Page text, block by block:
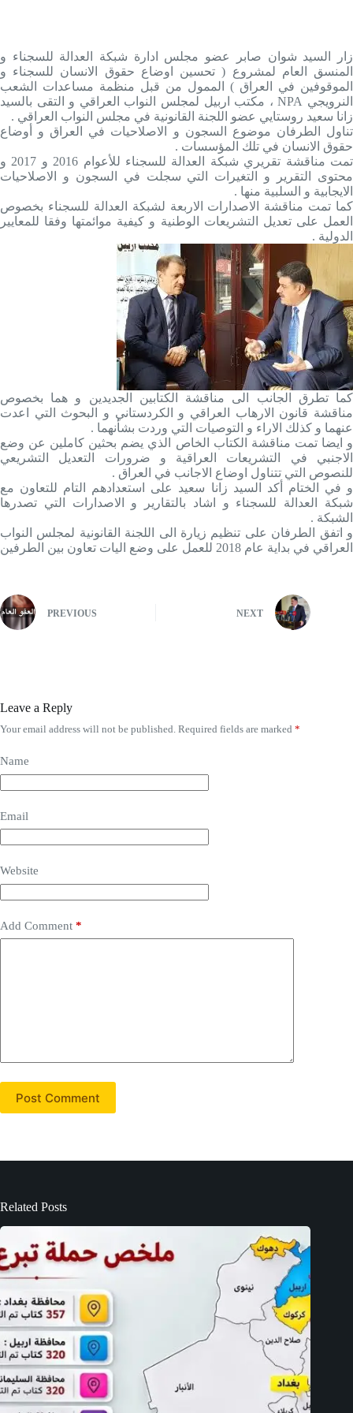
زار السيد شوان صابر عضو مجلس ادارة شبكة العدالة للسجناء و
المنسق العام لمشروع ( تحسين اوضاع حقوق الانسان للسجناء و
الموقوفين في العراق ) الممول من قبل منظمة مساعدات الشعب
النرويجي NPA، مكتب اربيل لمجلس النواب العراقي و التقى بالسيد
زانا سعيد روستايي عضو اللجنة القانونية في مجلس النواب العراقي .
تناول الطرفان موضوع السجون و الاصلاحيات في العراق و أوضاع
حقوق الانسان في تلك المؤسسات .
تمت مناقشة تقريري شبكة العدالة للسجناء للأعوام 2016 و 2017 و
محتوى التقرير و التغيرات التي سجلت في السجون و الاصلاحيات
الايجابية و السلبية منها .
كما تمت مناقشة الاصدارات الاربعة لشبكة العدالة للسجناء بخصوص
العمل على تعديل التشريعات الوطنية و كيفية موائمتها وفقا للمعايير
الدولية .
كما تطرق الجانب الى مناقشة الكتابين الجديدين و هما بخصوص
مناقشة قانون الارهاب العراقي و الكردستاني و البحوث التي اعدت
عنهما و كذلك الاراء و التوصيات التي وردت بشأنهما .
و ايضا تمت مناقشة الكتاب الخاص الذي يضم بحثين كاملين عن وضع
الاجنبي في التشريعات العراقية و ضرورات التعديل التشريعي
للنصوص التي تتناول اوضاع الاجانب في العراق .
و في الختام أكد السيد زانا سعيد على استعدادهم التام للتعاون مع
شبكة العدالة للسجناء و اشاد بالتقارير و الاصدارات التي تصدرها
الشبكة .
و اتفق الطرفان على تنظيم زيارة الى اللجنة القانونية لمجلس النواب
العراقي في بداية عام 2018 للعمل على وضع اليات تعاون بين الطرفين
PREVIOUS NEXT
Leave a Reply
Your email address will not be published. Required fields are marked *
Name
Email
Website
Add Comment *
Post Comment
Related Posts